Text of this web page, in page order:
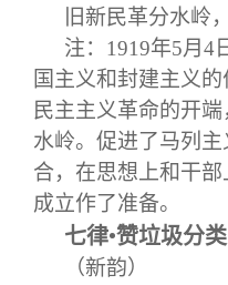
终身学习
信息化
三创大赛
校友总会
总会简
会长致辞
关闭
旧新民革分水岭
注：1919年5月4
国主义和封建主义
民主主义革命的开
水岭。促进了马列
合，在思想上和干
成立作了准备。
七律•赞垃圾分类
（新韵）